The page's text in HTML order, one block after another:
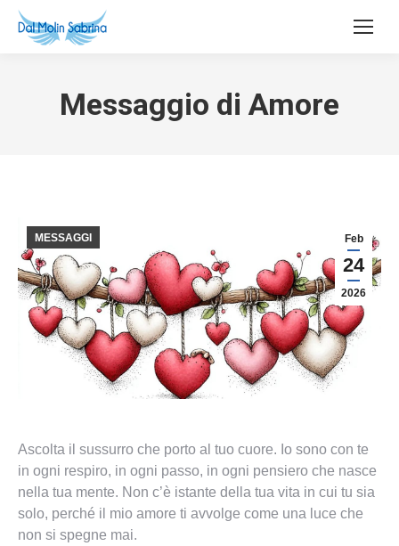
Messaggio di Amore
Feb
24
2026
MESSAGGI
Ascolta il sussurro che porto al tuo cuore. Io sono con te
in ogni respiro, in ogni passo, in ogni pensiero che nasce
nella tua mente. Non c’è istante della tua vita in cui tu sia
solo, perché il mio amore ti avvolge come una luce che
non si spegne mai.